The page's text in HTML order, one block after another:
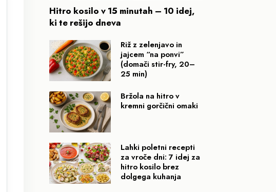
Hitro kosilo v 15 minutah – 10 idej,
ki te rešijo dneva
Riž z zelenjavo in
jajcem “na ponvi”
(domači stir-fry, 20–
25 min)
Bržola na hitro v
kremni gorčični omaki
Lahki poletni recepti
za vroče dni: 7 idej za
hitro kosilo brez
dolgega kuhanja